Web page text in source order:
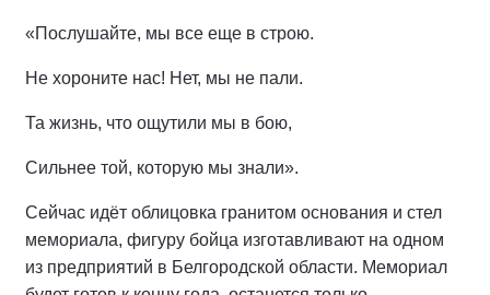
«Послушайте, мы все еще в строю.
Не хороните нас! Нет, мы не пали.
Та жизнь, что ощутили мы в бою,
Сильнее той, которую мы знали».
Сейчас идёт облицовка гранитом основания и стел
мемориала, фигуру бойца изготавливают на одном
из предприятий в Белгородской области. Мемориал